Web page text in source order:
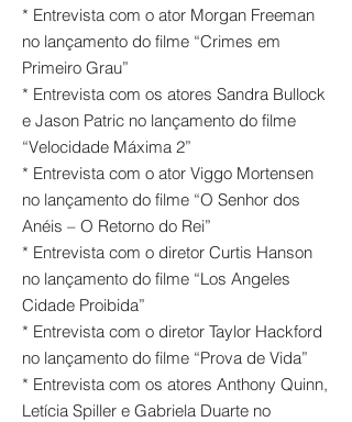
* Entrevista com o ator Morgan Freeman
no lançamento do filme “Crimes em
Primeiro Grau”
* Entrevista com os atores Sandra Bullock
e Jason Patric no lançamento do filme
“Velocidade Máxima 2”
* Entrevista com o ator Viggo Mortensen
no lançamento do filme “O Senhor dos
Anéis – O Retorno do Rei”
* Entrevista com o diretor Curtis Hanson
no lançamento do filme “Los Angeles
Cidade Proibida”
* Entrevista com o diretor Taylor Hackford
no lançamento do filme “Prova de Vida”
* Entrevista com os atores Anthony Quinn,
Letícia Spiller e Gabriela Duarte no